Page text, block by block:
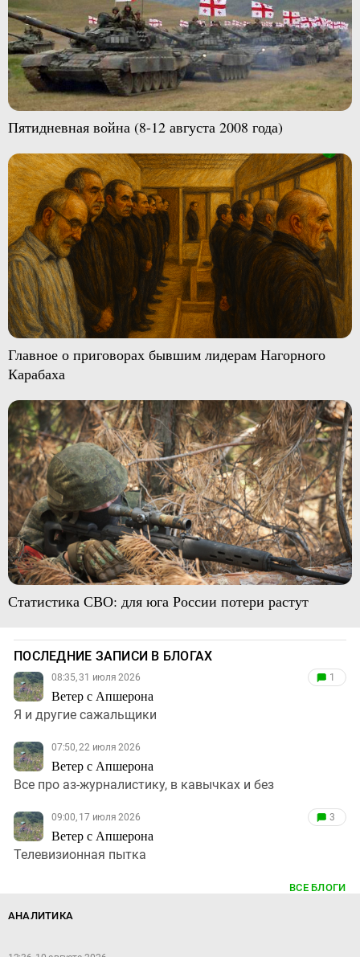
Пятидневная война (8-12 августа 2008 года)
Главное о приговорах бывшим лидерам Нагорного
Карабаха
Статистика СВО: для юга России потери растут
ПОСЛЕДНИЕ ЗАПИСИ В БЛОГАХ
08:35, 31 июля 2026
Ветер с Апшерона
1
Я и другие сажальщики
07:50, 22 июля 2026
Ветер с Апшерона
Все про аз-журналистику, в кавычках и без
09:00, 17 июля 2026
Ветер с Апшерона
3
Телевизионная пытка
ВСЕ БЛОГИ
АНАЛИТИКА